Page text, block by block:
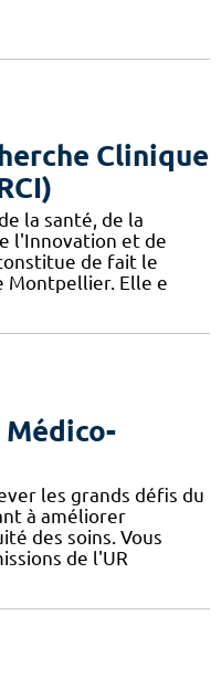
Clinique
la santé, de la
l'Innovation et de
de fait le
Montpellier. Elle e
Médico-
les grands défis du
à améliorer
des soins. Vous
de l'UR